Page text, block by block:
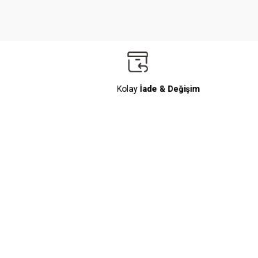
Kolay İade & Değişim